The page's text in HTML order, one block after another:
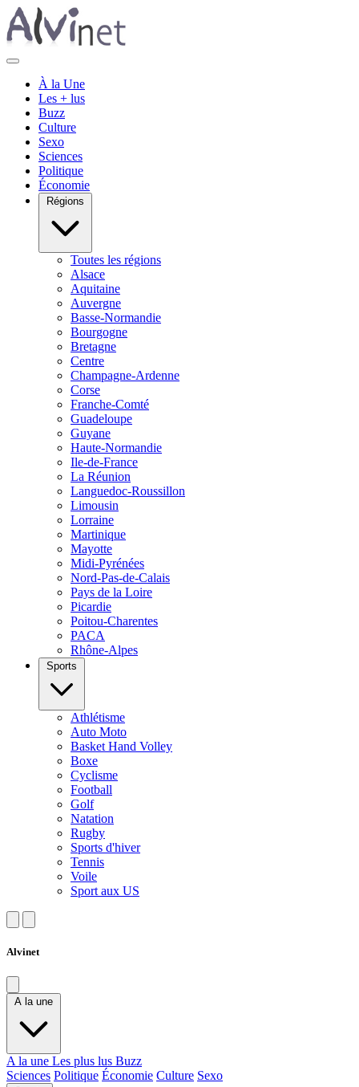
À la Une
Les + lus
Buzz
Culture
Sexo
Sciences
Politique
Économie
Régions
Toutes les régions
Alsace
Aquitaine
Auvergne
Basse-Normandie
Bourgogne
Bretagne
Centre
Champagne-Ardenne
Corse
Franche-Comté
Guadeloupe
Guyane
Haute-Normandie
Ile-de-France
La Réunion
Languedoc-Roussillon
Limousin
Lorraine
Martinique
Mayotte
Midi-Pyrénées
Nord-Pas-de-Calais
Pays de la Loire
Picardie
Poitou-Charentes
PACA
Rhône-Alpes
Sports
Athlétisme
Auto Moto
Basket Hand Volley
Boxe
Cyclisme
Football
Golf
Natation
Rugby
Sports d'hiver
Tennis
Voile
Sport aux US
Alvinet
A la une
A la une Les plus lus Buzz
Sciences Politique Économie Culture Sexo